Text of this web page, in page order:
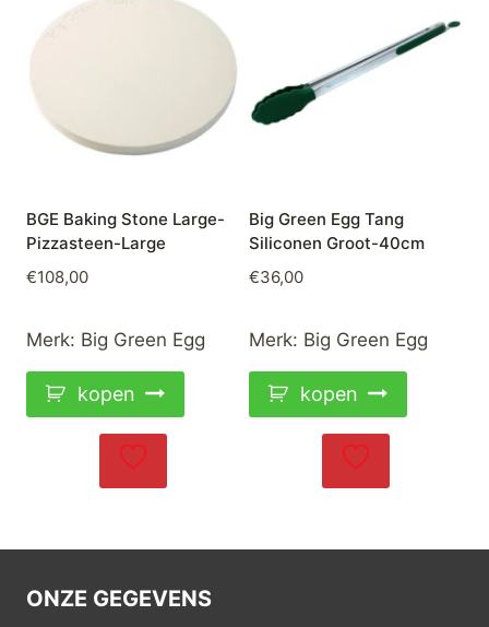
BGE Baking Stone Large-
Pizzasteen-Large
€108,00
Merk: Big Green Egg
kopen
Big Green Egg Tang
Siliconen Groot-40cm
€36,00
Merk: Big Green Egg
kopen
ONZE GEGEVENS